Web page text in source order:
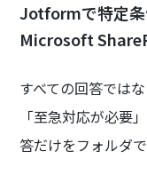
Jotformで特定条
Microsoft
すべての回答では
「至急対応が必要
答だけをフォルダ